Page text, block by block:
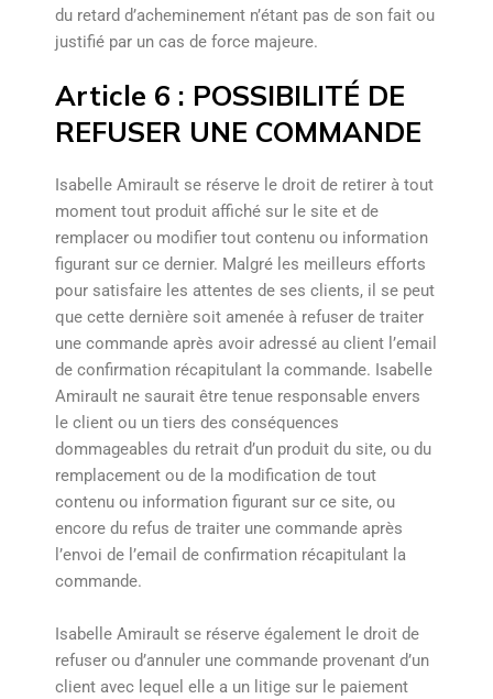
du retard d’acheminement n’étant pas de son fait ou
justifié par un cas de force majeure.
Article 6 : POSSIBILITÉ DE
REFUSER UNE COMMANDE
Isabelle Amirault se réserve le droit de retirer à tout
moment tout produit affiché sur le site et de
remplacer ou modifier tout contenu ou information
figurant sur ce dernier. Malgré les meilleurs efforts
pour satisfaire les attentes de ses clients, il se peut
que cette dernière soit amenée à refuser de traiter
une commande après avoir adressé au client l’email
de confirmation récapitulant la commande. Isabelle
Amirault ne saurait être tenue responsable envers
le client ou un tiers des conséquences
dommageables du retrait d’un produit du site, ou du
remplacement ou de la modification de tout
contenu ou information figurant sur ce site, ou
encore du refus de traiter une commande après
l’envoi de l’email de confirmation récapitulant la
commande.
Isabelle Amirault se réserve également le droit de
refuser ou d’annuler une commande provenant d’un
client avec lequel elle a un litige sur le paiement